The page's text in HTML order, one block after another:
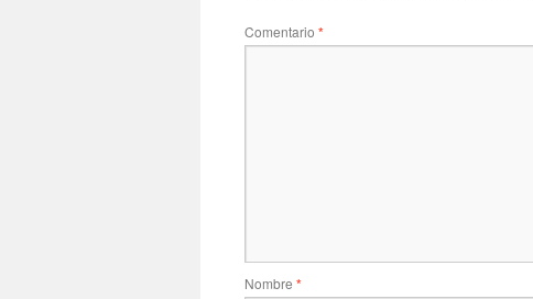
Comentario *
Nombre *